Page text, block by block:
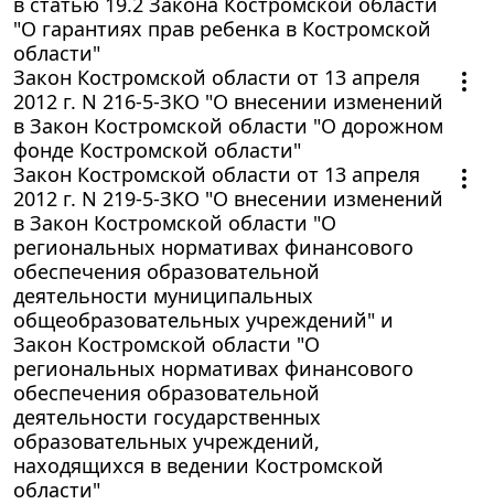
"О гарантиях прав ребенка в Костромской
области"
Закон Костромской области от 13 апреля
2012 г. N 216-5-ЗКО "О внесении изменений
в Закон Костромской области "О дорожном
фонде Костромской области"
Закон Костромской области от 13 апреля
2012 г. N 219-5-ЗКО "О внесении изменений
в Закон Костромской области "О
региональных нормативах финансового
обеспечения образовательной
деятельности муниципальных
общеобразовательных учреждений" и
Закон Костромской области "О
региональных нормативах финансового
обеспечения образовательной
деятельности государственных
образовательных учреждений,
находящихся в ведении Костромской
области"